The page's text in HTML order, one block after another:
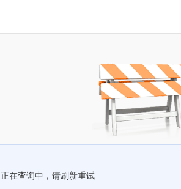
正在查询中，请刷新重试